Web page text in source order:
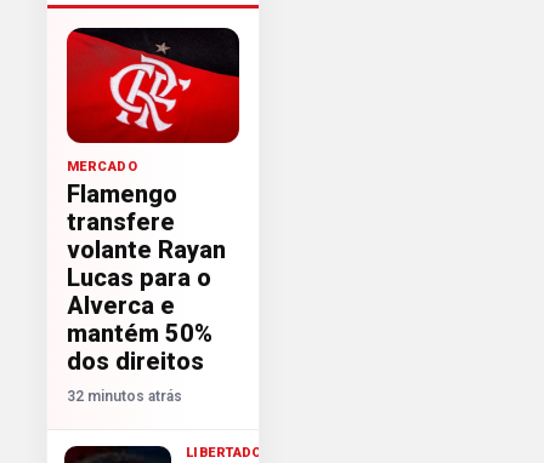
MERCADO
Flamengo
transfere
volante Rayan
Lucas para o
Alverca e
mantém 50%
dos direitos
32 minutos atrás
LIBERTADORES